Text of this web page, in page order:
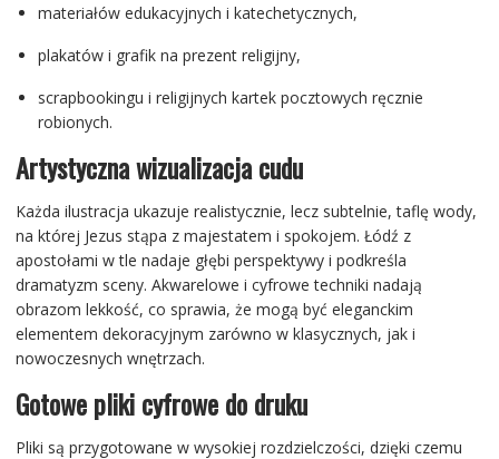
materiałów edukacyjnych i katechetycznych,
plakatów i grafik na prezent religijny,
scrapbookingu i religijnych kartek pocztowych ręcznie
robionych.
Artystyczna wizualizacja cudu
Każda ilustracja ukazuje realistycznie, lecz subtelnie, taflę wody,
na której Jezus stąpa z majestatem i spokojem. Łódź z
apostołami w tle nadaje głębi perspektywy i podkreśla
dramatyzm sceny. Akwarelowe i cyfrowe techniki nadają
obrazom lekkość, co sprawia, że mogą być eleganckim
elementem dekoracyjnym zarówno w klasycznych, jak i
nowoczesnych wnętrzach.
Gotowe pliki cyfrowe do druku
Pliki są przygotowane w wysokiej rozdzielczości, dzięki czemu